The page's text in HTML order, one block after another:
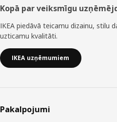
Kopā par veiksmīgu
IKEA piedāvā teicamu dizainu, stilu
uzticamu kvalitāti.
IKEA uzņēmumiem
Pakalpojumi